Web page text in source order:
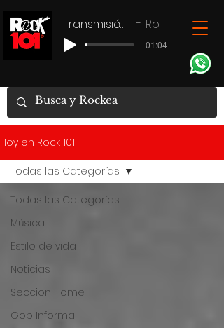
Transmisión en vivo Rock 101
-01:04
Hoy en Rock 101
Todas las Categorías
Música
Estilo de vida
Noticias
Seccion Home
Gob Informa
Todas las Categorías